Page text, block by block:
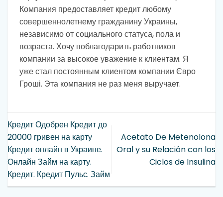
Компания предоставляет кредит любому
совершеннолетнему гражданину Украины,
независимо от социального статуса, пола и
возраста. Хочу поблагодарить работников
компании за высокое уважение к клиентам. Я
уже стал постоянным клиентом компании Євро
Гроші. Эта компания не раз меня выручает.
Кредит Одобрен Кредит до
20000 гривен на карту
Кредит онлайн в Украине.
Онлайн Займ на карту.
Кредит. Кредит Пульс. Займ
Acetato De Metenolona
Oral y su Relación con los
Ciclos de Insulina